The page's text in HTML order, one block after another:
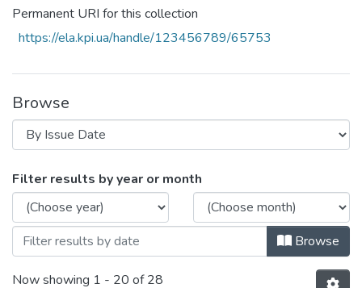
Permanent URI for this collection
https://ela.kpi.ua/handle/123456789/65753
Browse
Browsing Вісник НТУУ «КПІ ім. Ігоря
Filter results by year or month
Browse
Now showing 1 - 20 of 28